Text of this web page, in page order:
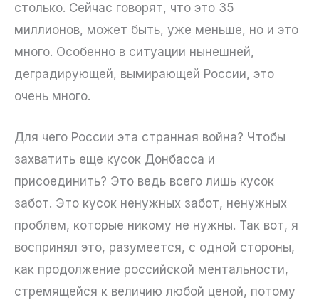
столько. Сейчас говорят, что это 35
миллионов, может быть, уже меньше, но и это
много. Особенно в ситуации нынешней,
деградирующей, вымирающей России, это
очень много.
Для чего России эта странная война? Чтобы
захватить еще кусок Донбасса и
присоединить? Это ведь всего лишь кусок
забот. Это кусок ненужных забот, ненужных
проблем, которые никому не нужны. Так вот, я
воспринял это, разумеется, с одной стороны,
как продолжение российской ментальности,
стремящейся к величию любой ценой, потому